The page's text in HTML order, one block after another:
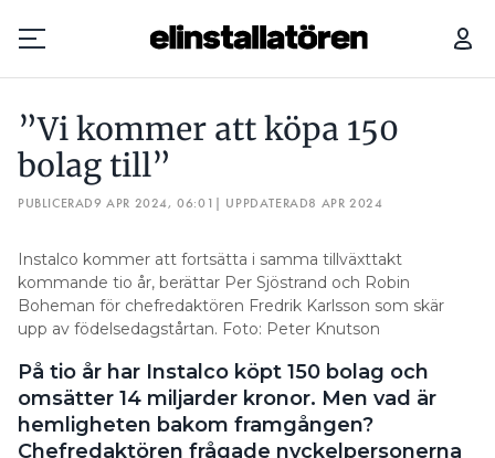
Prenumerera
Hantera prenumeration
Lediga jobb
Annonsera
Läs E-tidningen
Om tidningen
”Vi kommer att köpa 150
bolag till”
PUBLICERAD9 APR 2024, 06:01 | UPPDATERAD8 APR 2024
Instalco kommer att fortsätta i samma tillväxttakt
kommande tio år, berättar Per Sjöstrand och Robin
Boheman för chefredaktören Fredrik Karlsson som skär
upp av födelsedagstårtan. Foto: Peter Knutson
På tio år har Instalco köpt 150 bolag och
omsätter 14 miljarder kronor. Men vad är
hemligheten bakom framgången?
Chefredaktören frågade nyckelpersonerna
”VI KOMMER ATT KÖPA 150 BOLAG TILL” INSTALCO GÖR